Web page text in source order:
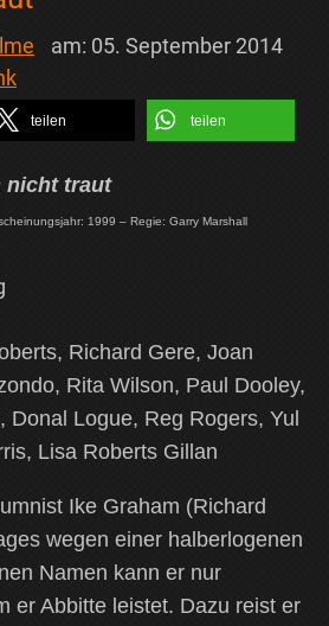
am: 05. September 2014
teilen teilen
nicht traut
1999 – Regie: Garry Marshall
Richard Gere, Joan
Rita Wilson, Paul Dooley,
Donal Logue, Reg Rogers, Yul
Lisa Roberts Gillan
Ike Graham (Richard
wegen einer halberlogenen
Namen kann er nur
er Abbitte leistet. Dazu reist er